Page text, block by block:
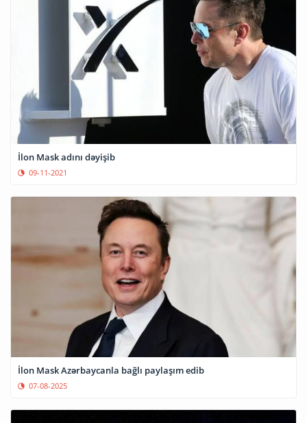
İlon Mask adını dəyişib
09-11-2021
İlon Mask Azərbaycanla bağlı paylaşım edib
07-08-2025